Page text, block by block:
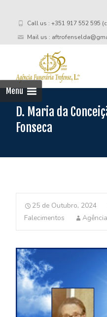
Call us : +351 917 552 595
Mail us :
Menu
D. Maria da
Fonseca
25 de Outubro, 2024
Falecimentos